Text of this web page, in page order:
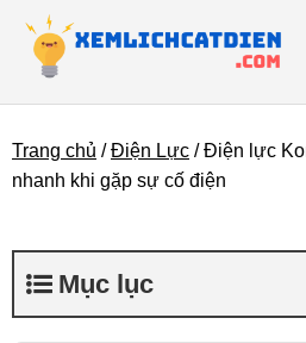
Giới thiệu
Tin tức
Trang chủ /Điện Lực /Điện lực
nhanh khi gặp sự cố điện
Mục lục